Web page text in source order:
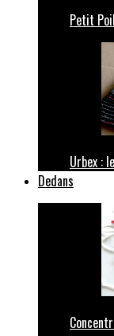
Petit
Urbex :
Dedans